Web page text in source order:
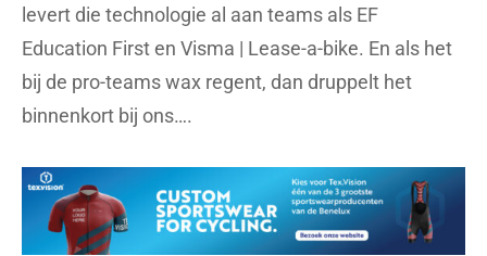
levert die technologie al aan teams als EF
Education First en Visma | Lease-a-bike. En als het
bij de pro-teams wax regent, dan druppelt het
binnenkort bij ons….